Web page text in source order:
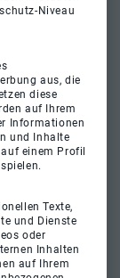
Niveau
aus, die
diese
auf Ihrem
Informationen
und Inhalte
einem Profil
Texte,
und Dienste
oder
Inhalten
auf Ihrem